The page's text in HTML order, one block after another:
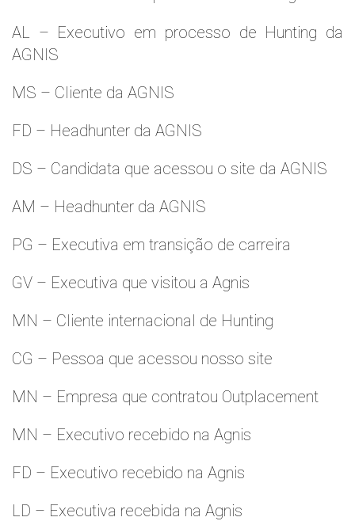
AL – Executivo em processo de Hunting da
AGNIS
MS – Cliente da AGNIS
FD – Headhunter da AGNIS
DS – Candidata que acessou o site da AGNIS
AM – Headhunter da AGNIS
PG – Executiva em transição de carreira
GV – Executiva que visitou a Agnis
MN – Cliente internacional de Hunting
CG – Pessoa que acessou nosso site
MN – Empresa que contratou Outplacement
MN – Executivo recebido na Agnis
FD – Executivo recebido na Agnis
LD – Executiva recebida na Agnis